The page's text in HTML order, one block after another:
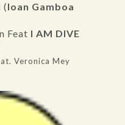
(Ioan Gamboa
Feat I AM DIVE
Veronica Mey